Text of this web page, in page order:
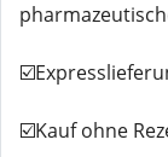
☑️Kauf ohne